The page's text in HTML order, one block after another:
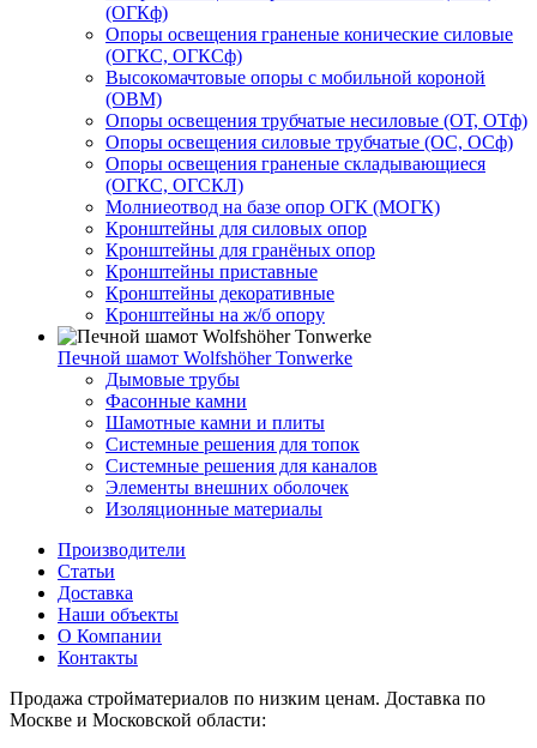
(ОГКф)
Опоры освещения граненые конические силовые
(ОГКС, ОГКСф)
Высокомачтовые опоры с мобильной короной
(ОВМ)
Опоры освещения трубчатые несиловые (ОТ, ОТф)
Опоры освещения силовые трубчатые (ОС, ОСф)
Опоры освещения граненые складывающиеся
(ОГКС, ОГСКЛ)
Молниеотвод на базе опор ОГК (МОГК)
Кронштейны для силовых опор
Кронштейны для гранёных опор
Кронштейны приставные
Кронштейны декоративные
Кронштейны на ж/б опору
Печной шамот Wolfshöher Tonwerke
Дымовые трубы
Фасонные камни
Шамотные камни и плиты
Системные решения для топок
Системные решения для каналов
Элементы внешних оболочек
Изоляционные материалы
Производители
Статьи
Доставка
Наши объекты
О Компании
Контакты
Продажа стройматериалов по низким ценам. Доставка по
Москве и Московской области: